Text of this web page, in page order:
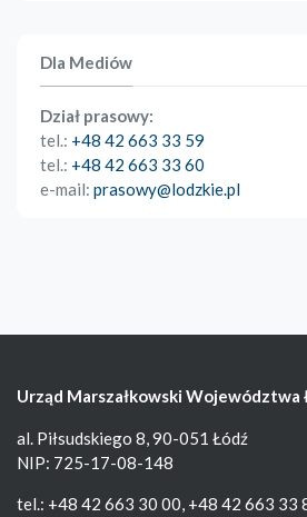
Dla Mediów
Dział prasowy:
tel.: +48 42 663 33 59
tel.: +48 42 663 33 60
e-mail: prasowy@lodzkie.pl
Urząd Marszałkowski Województwa
al. Piłsudskiego 8, 90-051 Łódź
NIP: 725-17-08-148
tel.: +48 42 663 30 00, +48 42 663 33